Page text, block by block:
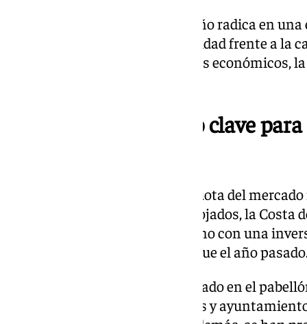
Según Salado, el éxito de este año radica en
priorizar la calidad y la rentabilidad frente a la
notable aumento en los ingresos económicos,
Fitur 2025, un evento clave
Con el objetivo de defender la cuota del
tercio de todos los visitantes alojados, la Costa
la Feria Internacional de Turismo con una
euros, el doble de presupuesto que el año
El stand de la Costa del Sol, situado en el
entidades, incluyendo empresas y